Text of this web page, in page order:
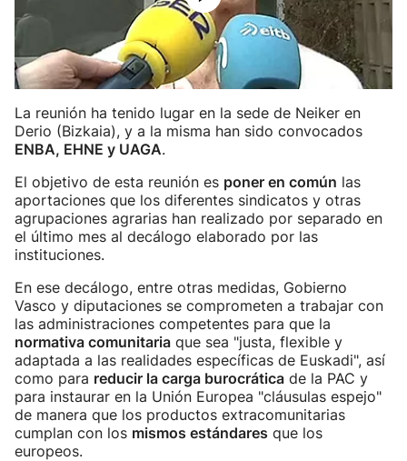
La reunión ha tenido lugar en la sede de Neiker en
Derio (Bizkaia), y a la misma han sido convocados
ENBA, EHNE y UAGA.
El objetivo de esta reunión es poner en común las
aportaciones que los diferentes sindicatos y otras
agrupaciones agrarias han realizado por separado en
el último mes al decálogo elaborado por las
instituciones.
En ese decálogo, entre otras medidas, Gobierno
Vasco y diputaciones se comprometen a trabajar con
las administraciones competentes para que la
normativa comunitaria que sea "justa, flexible y
adaptada a las realidades específicas de Euskadi", así
como para reducir la carga burocrática de la PAC y
para instaurar en la Unión Europea "cláusulas espejo"
de manera que los productos extracomunitarias
cumplan con los mismos estándares que los
europeos.